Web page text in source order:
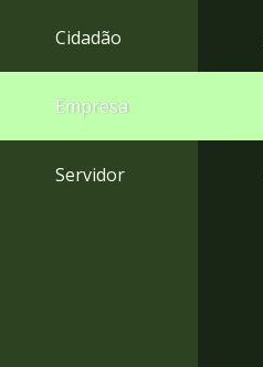
Cidadão
Empresa
Servidor